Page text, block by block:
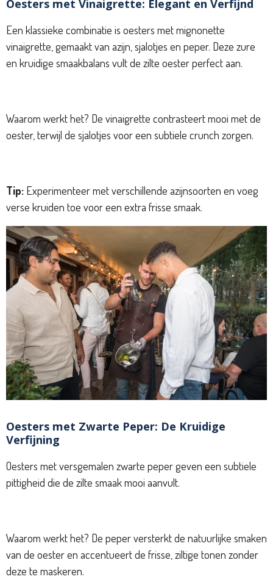
Oesters met Vinaigrette: Elegant en Verfijnd
Een klassieke combinatie is oesters met mignonette
vinaigrette, gemaakt van azijn, sjalotjes en peper. Deze zure
en kruidige smaakbalans vult de zilte oester perfect aan.
Waarom werkt het? De vinaigrette contrasteert mooi met de
oester, terwijl de sjalotjes voor een subtiele crunch zorgen.
Tip: Experimenteer met verschillende azijnsoorten en voeg
verse kruiden toe voor een extra frisse smaak.
Oesters met Zwarte Peper: De Kruidige
Verfijning
Oesters met versgemalen zwarte peper geven een subtiele
pittigheid die de zilte smaak mooi aanvult.
Waarom werkt het? De peper versterkt de natuurlijke smaken
van de oester en accentueert de frisse, ziltige tonen zonder
deze te maskeren.